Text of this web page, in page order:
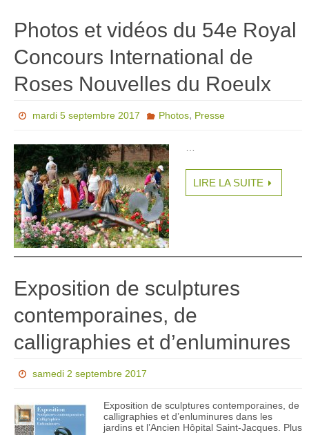
Photos et vidéos du 54e Royal
Concours International de
Roses Nouvelles du Roeulx
mardi 5 septembre 2017 Photos, Presse
LIRE LA SUITE
Exposition de sculptures
contemporaines, de
calligraphies et d’enluminures
samedi 2 septembre 2017
Exposition de sculptures contemporaines, de
calligraphies et d’enluminures dans les
jardins et l’Ancien Hôpital Saint-Jacques. Plus